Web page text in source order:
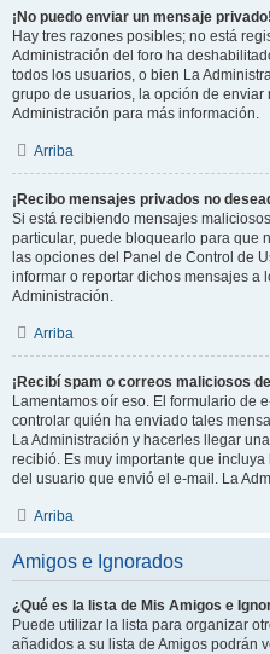
¡No puedo enviar un mensaje privado!
Hay tres razones posibles; no está
Administración del foro ha
todos los usuarios, o bien La
grupo de usuarios, la opción de
Administración para más información.
Arriba
¡Recibo mensajes privados no
Si está recibiendo mensajes
particular, puede bloquearlo para que
las opciones del Panel de Control de
informar o reportar dichos mensajes a
Administración.
Arriba
¡Recibí spam o correos maliciosos
Lamentamos oír eso. El formulario de
controlar quién ha enviado tales
La Administración y hacerles llegar
recibió. Es muy importante que
del usuario que envió el e-mail. La
Arriba
Amigos e Ignorados
¿Qué es la lista de Mis Amigos e
Puede utilizar la lista para organizar
añadidos a su lista de Amigos podrán